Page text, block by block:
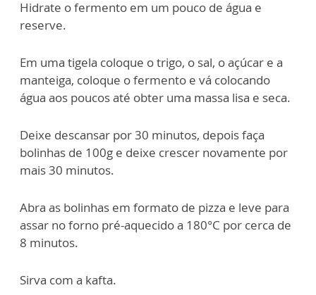
Hidrate o fermento em um pouco de água e
reserve.
Em uma tigela coloque o trigo, o sal, o açúcar e a
manteiga, coloque o fermento e vá colocando
água aos poucos até obter uma massa lisa e seca.
Deixe descansar por 30 minutos, depois faça
bolinhas de 100g e deixe crescer novamente por
mais 30 minutos.
Abra as bolinhas em formato de pizza e leve para
assar no forno pré-aquecido a 180°C por cerca de
8 minutos.
Sirva com a kafta.